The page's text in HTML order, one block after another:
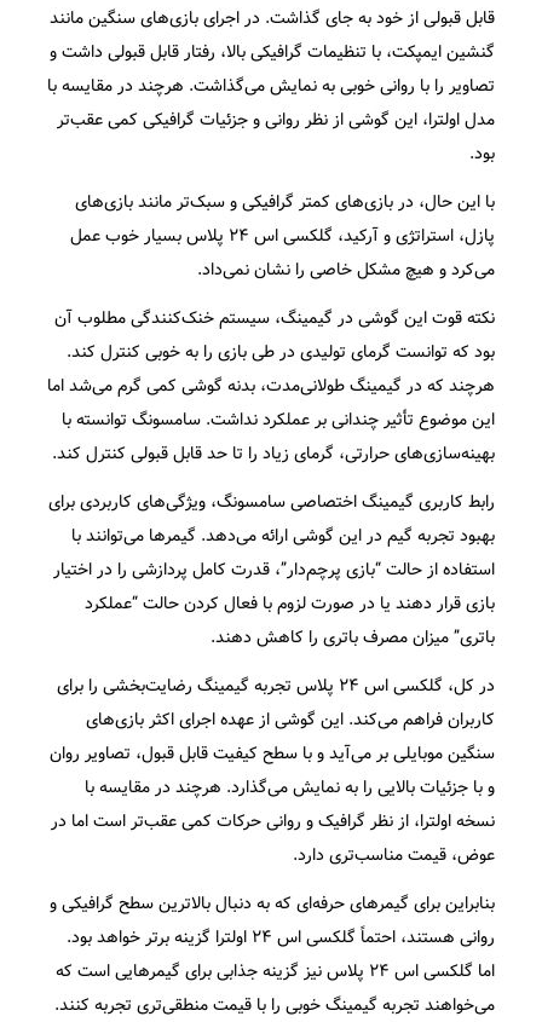
قابل قبولی از خود به جای گذاشت. در اجرای بازی‌های سنگین مانند
گنشین ایمپکت، با تنظیمات گرافیکی بالا، رفتار قابل قبولی داشت و
تصاویر را با روانی خوبی به نمایش می‌گذاشت. هرچند در مقایسه با
مدل اولترا، این گوشی از نظر روانی و جزئیات گرافیکی کمی عقب‌تر
بود.
با این حال، در بازی‌های کمتر گرافیکی و سبک‌تر مانند بازی‌های
پازل، استراتژی و آرکید، گلکسی اس ۲۴ پلاس بسیار خوب عمل
می‌کرد و هیچ مشکل خاصی را نشان نمی‌داد.
نکته قوت این گوشی در گیمینگ، سیستم خنک‌کنندگی مطلوب آن
بود که توانست گرمای تولیدی در طی بازی را به خوبی کنترل کند.
هرچند که در گیمینگ طولانی‌مدت، بدنه گوشی کمی گرم می‌شد اما
این موضوع تأثیر چندانی بر عملکرد نداشت. سامسونگ توانسته با
بهینه‌سازی‌های حرارتی، گرمای زیاد را تا حد قابل قبولی کنترل کند.
رابط کاربری گیمینگ اختصاصی سامسونگ، ویژگی‌های کاربردی برای
بهبود تجربه گیم در این گوشی ارائه می‌دهد. گیمرها می‌توانند با
استفاده از حالت “بازی پرچم‌دار”، قدرت کامل پردازشی را در اختیار
بازی قرار دهند یا در صورت لزوم با فعال کردن حالت “عملکرد
باتری” میزان مصرف باتری را کاهش دهند.
در کل، گلکسی اس ۲۴ پلاس تجربه گیمینگ رضایت‌بخشی را برای
کاربران فراهم می‌کند. این گوشی از عهده اجرای اکثر بازی‌های
سنگین موبایلی بر می‌آید و با سطح کیفیت قابل قبول، تصاویر روان
و با جزئیات بالایی را به نمایش می‌گذارد. هرچند در مقایسه با
نسخه اولترا، از نظر گرافیک و روانی حرکات کمی عقب‌تر است اما در
عوض، قیمت مناسب‌تری دارد.
بنابراین برای گیمرهای حرفه‌ای که به دنبال بالاترین سطح گرافیکی و
روانی هستند، احتماً گلکسی اس ۲۴ اولترا گزینه برتر خواهد بود.
اما گلکسی اس ۲۴ پلاس نیز گزینه جذابی برای گیمرهایی است که
می‌خواهند تجربه گیمینگ خوبی را با قیمت منطقی‌تری تجربه کنند.